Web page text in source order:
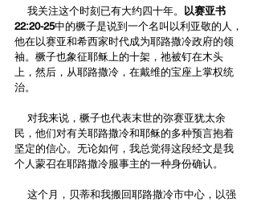
    我关注这个时刻已有大约四十年。
以赛亚书
22:20-25中的橛子是说到一个名叫以利亚敬的人，
他在以赛亚和希西家时代成为耶路撒冷政府的领
袖。橛子也象征耶稣上的十架，祂被钉在木头
上，然后，从耶路撒冷，在戴维的宝座上掌权统
治。
民，他们对有关耶路撒冷和耶稣的多种预言抱着
坚定的信心。无论如何，我总觉得这段经文是我
个人蒙召在耶路撒冷服事主的一种身份确认。